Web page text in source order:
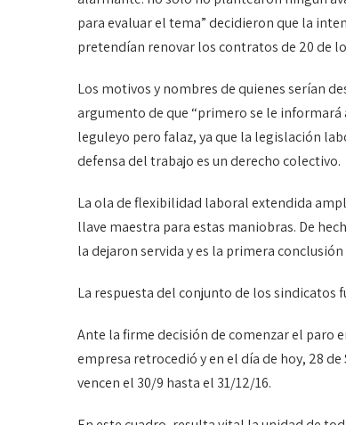
para evaluar el tema” decidieron que la
pretendían renovar los contratos de 20 de
Los motivos y nombres de quienes serían
argumento de que “primero se le informará
leguleyo pero falaz, ya que la legislación
defensa del trabajo es un derecho colectivo.
La ola de flexibilidad laboral extendida
llave maestra para estas maniobras. De
la dejaron servida y es la primera
La respuesta del conjunto de los sindicatos
Ante la firme decisión de comenzar el paro
empresa retrocedió y en el día de hoy, 28
vencen el 30/9 hasta el 31/12/16.